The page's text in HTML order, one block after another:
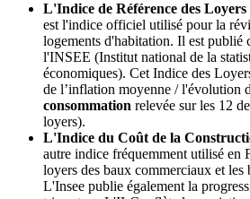
L'Indice de Référence des
est l'indice officiel utilisé pour la
logements d'habitation. Il est publié
l'INSEE (Institut national de la
économiques). Cet Indice des
de l’inflation moyenne / l'évolution
consommation relevée sur les 12
loyers).
L'Indice du Coût de la
autre indice fréquemment utilisé en
loyers des baux commerciaux et les
L'Insee publie également la